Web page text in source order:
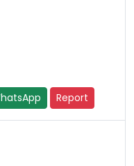
Report